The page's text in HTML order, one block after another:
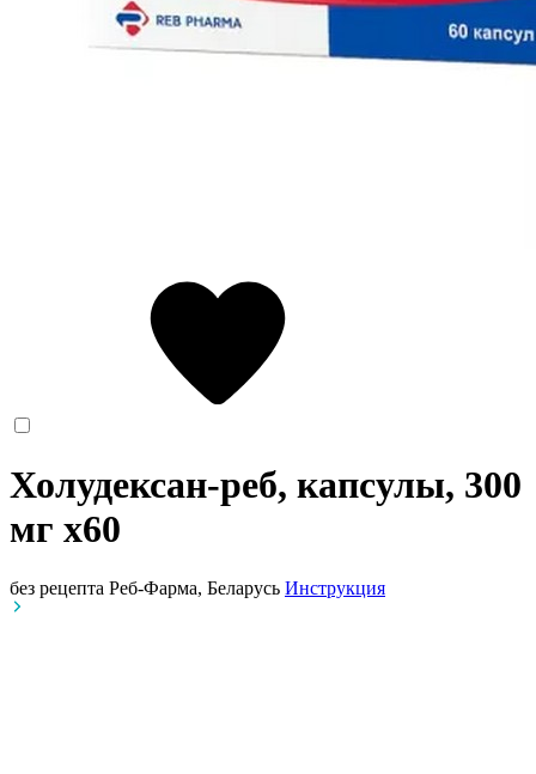
Холудексан-реб, капсулы, 300
мг x60
без рецепта Реб-Фарма, Беларусь Инструкция